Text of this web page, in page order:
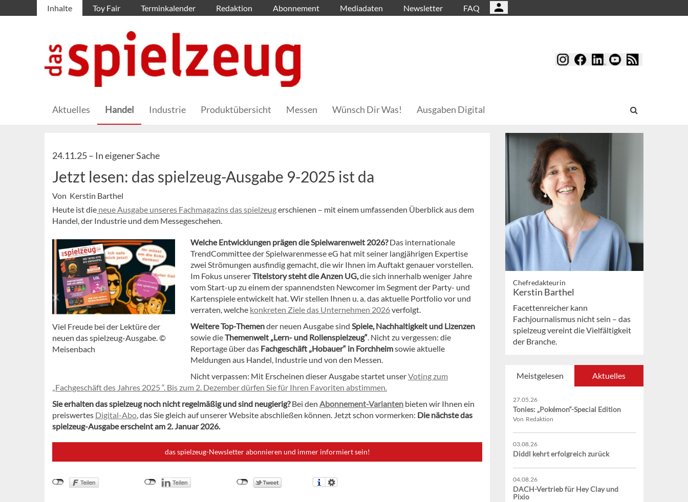
Inhalte Toy Fair Terminkalender Redaktion Abonnement Mediadaten Newsletter FAQ
Aktuelles Handel Industrie Produktübersicht Messen Wünsch Dir Was! Ausgaben Digital
24.11.25 – In eigener Sache
Jetzt lesen: das spielzeug-Ausgabe 9-2025 ist da
Von Kerstin Barthel
Heute ist die neue Ausgabe unseres Fachmagazins das spielzeugerschienen – mit einem umfassenden Überblick aus dem
Handel, der Industrie und dem Messegeschehen.
Viel Freude bei der Lektüre der
neuen das spielzeug-Ausgabe. ©
Meisenbach
Welche Entwicklungen prägen die Spielwarenwelt 2026?Das internationale
TrendCommittee der Spielwarenmesse eG hat mit seiner langjährigen Expertise
zwei Strömungen ausfindig gemacht, die wir Ihnen im Auftakt genauer vorstellen.
Im Fokus unsererTitelstory steht die Anzen UG,die sich innerhalb weniger Jahre
vom Start-up zu einem der spannendsten Newcomer im Segment der Party- und
Kartenspiele entwickelt hat. Wir stellen Ihnen u. a. das aktuelle Portfolio vor und
verraten, welche konkreten Ziele das Unternehmen 2026verfolgt.
Weitere Top-Themender neuen Ausgabe sind Spiele, Nachhaltigkeit und Lizenzen
sowie dieThemenwelt „Lern- und Rollenspielzeug“. Nicht zu vergessen: die
Reportage über das Fachgeschäft „Hobauer“ in Forchheimsowie aktuelle
Meldungen aus Handel, Industrie und von den Messen.
Nicht verpassen: Mit Erscheinen dieser Ausgabe startet unserVoting zum
„Fachgeschäft des Jahres 2025 “. Bis zum 2. Dezember dürfen Sie für Ihren Favoriten abstimmen.
Sie erhalten das spielzeug noch nicht regelmäßig und sind neugierig?Bei den Abonnement-Varianten bieten wir Ihnen ein
preiswertes Digital-Abo, das Sie gleich auf unserer Website abschließen können. Jetzt schon vormerken: Die nächste das
spielzeug-Ausgabe erscheint am 2. Januar 2026.
das spielzeug-Newsletter abonnieren und immer informiert sein!
Chefredakteurin
Kerstin Barthel
Facettenreicher kann
Fachjournalismus nicht sein – das
spielzeug vereint die Vielfältigkeit
der Branche.
Meistgelesen Aktuelles
27.05.26
Tonies: „Pokémon“-Special Edition
Von Redaktion
03.08.26
Diddl kehrt erfolgreich zurück
04.08.26
DACH-Vertrieb für Hey Clay und
Pixio